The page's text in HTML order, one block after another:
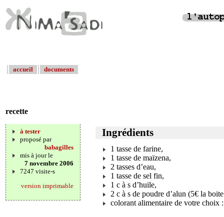
accueil documents
recette
à tester
proposé par
babagilles
mis à jour le
7 novembre 2006
7247 visite-s
version imprimable
Ingrédients
1 tasse de farine,
1 tasse de maïzena,
2 tasses d’eau,
1 tasse de sel fin,
1 c à s d’huile,
2 c à s de poudre d’alun (5€ la
colorant alimentaire de votre choix